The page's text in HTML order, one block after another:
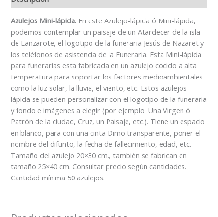
Azulejos Mini-lápida. En este Azulejo-lápida ó Mini-lápida,
podemos contemplar un paisaje de un Atardecer de la isla
de Lanzarote, el logotipo de la funeraria Jesús de Nazaret y
los teléfonos de asistencia de la Funeraria. Esta Mini-lápida
para funerarias esta fabricada en un azulejo cocido a alta
temperatura para soportar los factores medioambientales
como la luz solar, la lluvia, el viento, etc. Estos azulejos-
lápida se pueden personalizar con el logotipo de la funeraria
y fondo e imágenes a elegir (por ejemplo: Una Virgen ó
Patrón de la ciudad, Cruz, un Paisaje, etc.). Tiene un espacio
en blanco, para con una cinta Dimo transparente, poner el
nombre del difunto, la fecha de fallecimiento, edad, etc.
Tamaño del azulejo 20×30 cm., también se fabrican en
tamaño 25×40 cm. Consultar precio según cantidades.
Cantidad mínima 50 azulejos.